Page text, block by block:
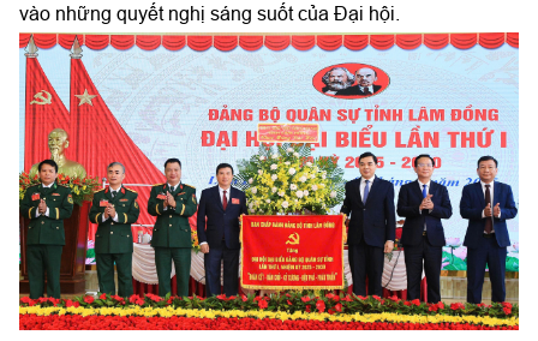
vào những quyết nghị sáng suốt của Đại hội.